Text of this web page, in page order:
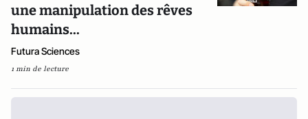
une manipulation des rêves
humains...
Futura Sciences
1 min de lecture